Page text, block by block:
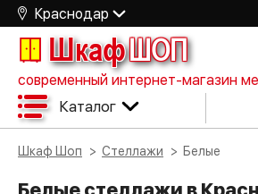
Краснодар
ШкафШОП
современный интернет-магазин
Каталог
Шкаф Шоп Стеллажи Белые